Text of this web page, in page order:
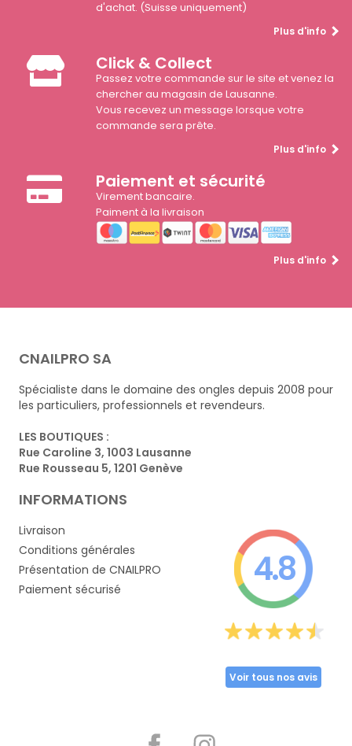
d'achat. (Suisse uniquement)
Plus d'info
Click & Collect
Passez votre commande sur le site et venez la
chercher au magasin de Lausanne.
Vous recevez un message lorsque votre
commande sera prête.
Plus d'info
Paiement et sécurité
Virement bancaire.
Paiment à la livraison
Plus d'info
CNAILPRO SA
Spécialiste dans le domaine des ongles depuis 2008 pour
les particuliers, professionnels et revendeurs.
LES BOUTIQUES :
Rue Caroline 3, 1003 Lausanne
Rue Rousseau 5, 1201 Genève
INFORMATIONS
Livraison
Conditions générales
Présentation de CNAILPRO
Paiement sécurisé
4.8
Voir tous nos avis